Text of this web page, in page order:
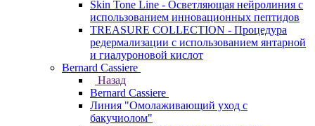
Skin Tone Line - Осветляющая нейролиния с
использованием инновационных пептидов
TREASURE COLLECTION - Процедура
редермализации с использованием янтарной
и гиалуроновой кислот
Bernard Cassiere
Назад
Bernard Cassiere
Линия "Омолаживающий уход с
бакучиолом"